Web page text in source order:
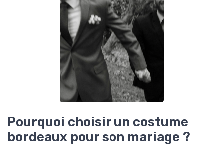
Pourquoi choisir un costume
bordeaux pour son mariage ?